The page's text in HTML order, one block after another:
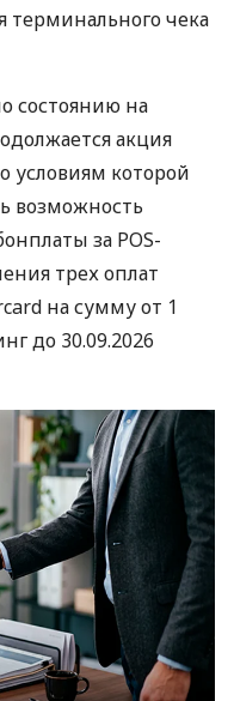
терминального чека
состоянию на
акция
условиям которой
возможность
за POS-
трех оплат
на сумму от 1
до 30.09.2026